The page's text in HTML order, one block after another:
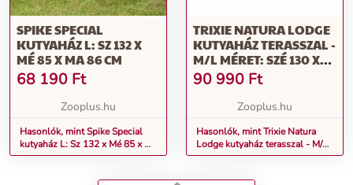
SPIKE SPECIAL
KUTYAHÁZ L: SZ 132 X
MÉ 85 X MA 86 CM
68 190 Ft
Zooplus.hu
Hasonlók, mint Spike Special
kutyaház L: Sz 132 x Mé 85 x Ma
86 cm
TRIXIE NATURA LODGE
KUTYAHÁZ TERASSZAL -
M/L MÉRET: SZÉ 130 X
MÉ 100 X MA 105 CM,
SZÜRKE (2 CSOMAG)
90 990 Ft
Zooplus.hu
Hasonlók, mint Trixie Natura
Lodge kutyaház terasszal - M/L
méret: Szé 130 x Mé 100 x Ma